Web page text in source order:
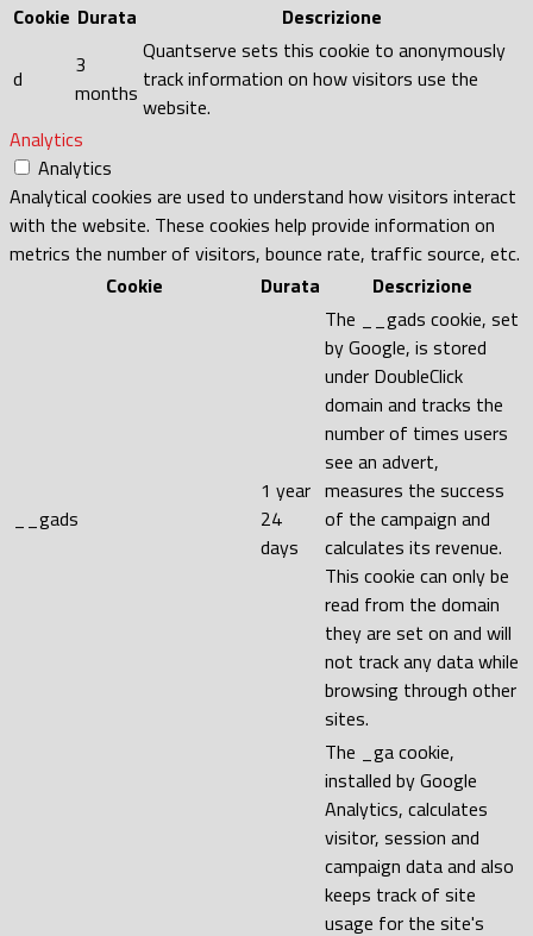
Cookie Durata Descrizione
d
3
months
Quantserve sets this cookie to anonymously
track information on how visitors use the
website.
Analytics
Analytics
Analytical cookies are used to understand how visitors interact
with the website. These cookies help provide information on
metrics the number of visitors, bounce rate, traffic source, etc.
Cookie
Durata Descrizione
__gads
1 year
24
days
The __gads cookie, set
by Google, is stored
under DoubleClick
domain and tracks the
number of times users
see an advert,
measures the success
of the campaign and
calculates its revenue.
This cookie can only be
read from the domain
they are set on and will
not track any data while
browsing through other
sites.
The _ga cookie,
installed by Google
Analytics, calculates
visitor, session and
campaign data and also
keeps track of site
usage for the site's